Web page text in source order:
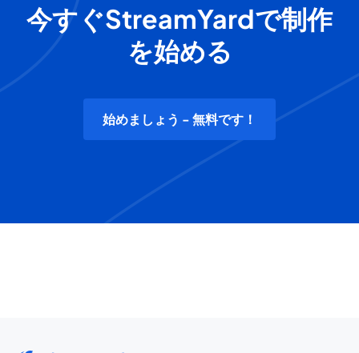
今すぐStreamYardで制作
を始める
始めましょう - 無料です！